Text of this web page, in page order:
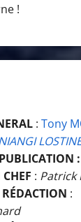
!
: Tony
:
: Patrick
RÉDACTION :